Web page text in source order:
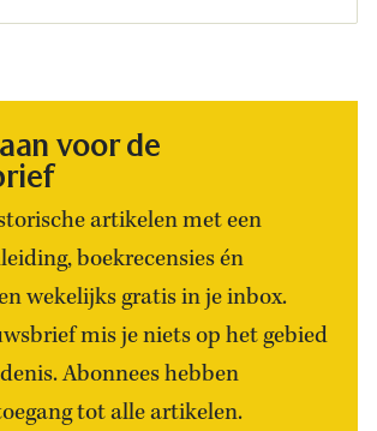
voor de
artikelen met een
boekrecensies én
wekelijks gratis in je inbox.
mis je niets op het gebied
Abonnees hebben
tot alle artikelen.